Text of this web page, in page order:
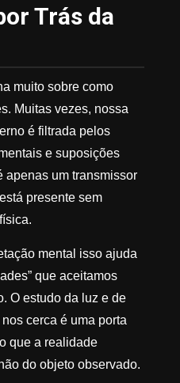
Trás da
muito sobre como
Muitas vezes, nossa
é filtrada pelos
e suposições
apenas um transmissor
presente sem
mental isso ajuda
que aceitamos
O estudo da luz e de
cerca é uma porta
que a realidade
do objeto observado.